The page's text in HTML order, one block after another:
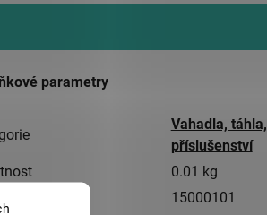
parametry
Vahadla, táhla,
příslušenství
0.01 kg
15000101